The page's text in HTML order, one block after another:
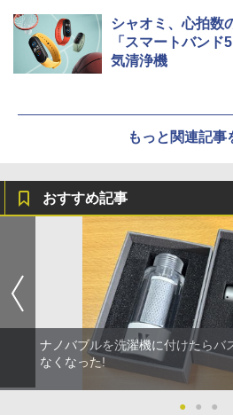
シャオミ、心拍数
「スマートバン
気清浄機
もっと関連記事
おすすめ記事
ナノバブルを洗濯機に付けたらバ
なくなった!
● ● ●